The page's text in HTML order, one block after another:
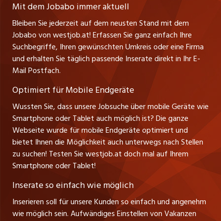
Führungspositionen
Management / Kader-Jobs
jobmittelland.ch
jobbern.ch
jobbasel.ch
zentraljob.ch
myjob.ch
schaffu.ch (VS)
ajourjob.ch
russmedia.com
vol.at
Stefan Spötl
Tel. +43 664 39 47 47 7
Leiter westjob.at
Andrea Graf
Tel. +43 664 20 30 02 1
Verkauf und Beratung
Mit dem Jobabo immer aktuell
Bleiben Sie jederzeit auf dem neusten Stand mit dem
Jobabo von westjob.at! Erfassen Sie ganz einfach Ihre
Suchbegriffe, Ihren gewünschten Umkreis oder eine Firma
und erhalten Sie täglich passende Inserate direkt in Ihr E-
Mail Postfach.
Optimiert für Mobile Endgeräte
Wussten Sie, dass unsere Jobsuche über mobile Geräte wie
Smartphone oder Tablet auch möglich ist? Die ganze
Webseite wurde für mobile Endgeräte optimiert und
bietet Ihnen die Möglichkeit auch unterwegs nach Stellen
zu suchen! Testen Sie westjob.at doch mal auf Ihrem
Smartphone oder Tablet!
Inserate so einfach wie möglich
Inserieren soll für unsere Kunden so einfach und angenehm
wie möglich sein. Aufwändiges Einstellen von Vakanzen